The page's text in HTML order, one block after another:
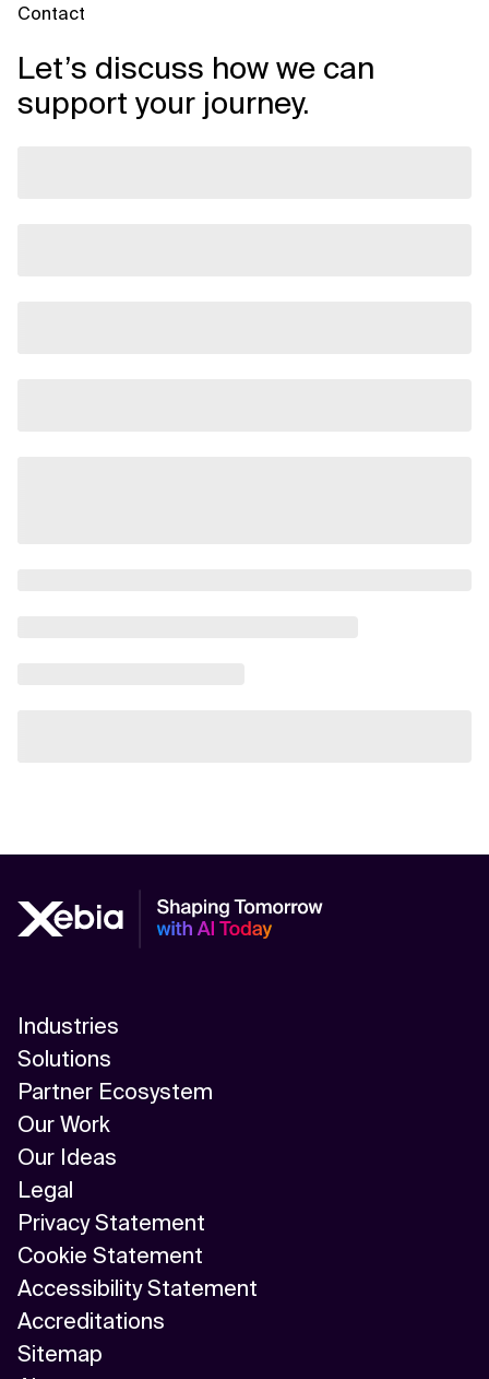
Contact
Let’s discuss how we can
support your journey.
Industries
Solutions
Partner Ecosystem
Our Work
Our Ideas
Legal
Privacy Statement
Cookie Statement
Accessibility Statement
Accreditations
Sitemap